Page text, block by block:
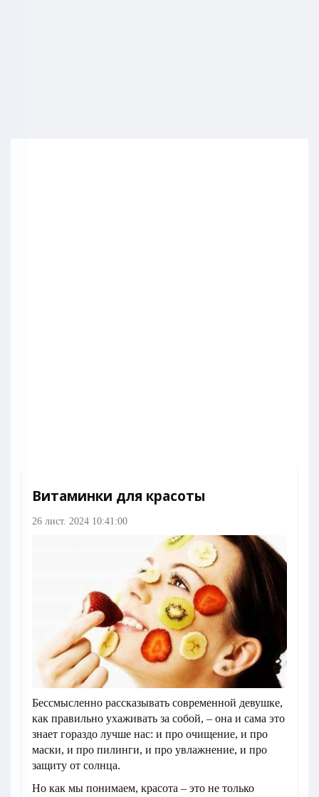
Витаминки для красоты
26 лист. 2024 10:41:00
Бессмысленно рассказывать современной девушке,
как правильно ухаживать за собой, – она и сама это
знает гораздо лучше нас: и про очищение, и про
маски, и про пилинги, и про увлажнение, и про
защиту от солнца.
Но как мы понимаем, красота – это не только